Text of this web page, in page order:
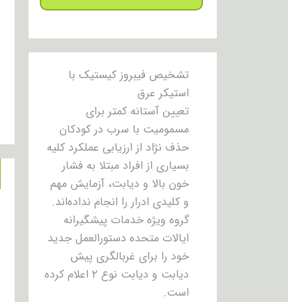
تشخیص فیبروز کیستیک با
استیکر عرق
تعیین آستانه کمتر برای
مسمومیت با سرب در کودکان
حذف نژاد از ارزیابی عملکرد کلیه
بسیاری از افراد مبتلا به فشار
خون بالا و دیابت، آزمایش مهم
و کلیدی ادرار را انجام نداده‌اند.
گروه ویژه خدمات پیشگیرانه
ایالات متحده دستورالعمل جدید
خود را برای غربالگری پیش
دیابت و دیابت نوع ۲ اعلام کرده
است.